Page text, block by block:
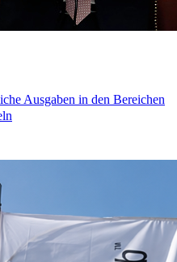
Ausgaben in den Bereichen